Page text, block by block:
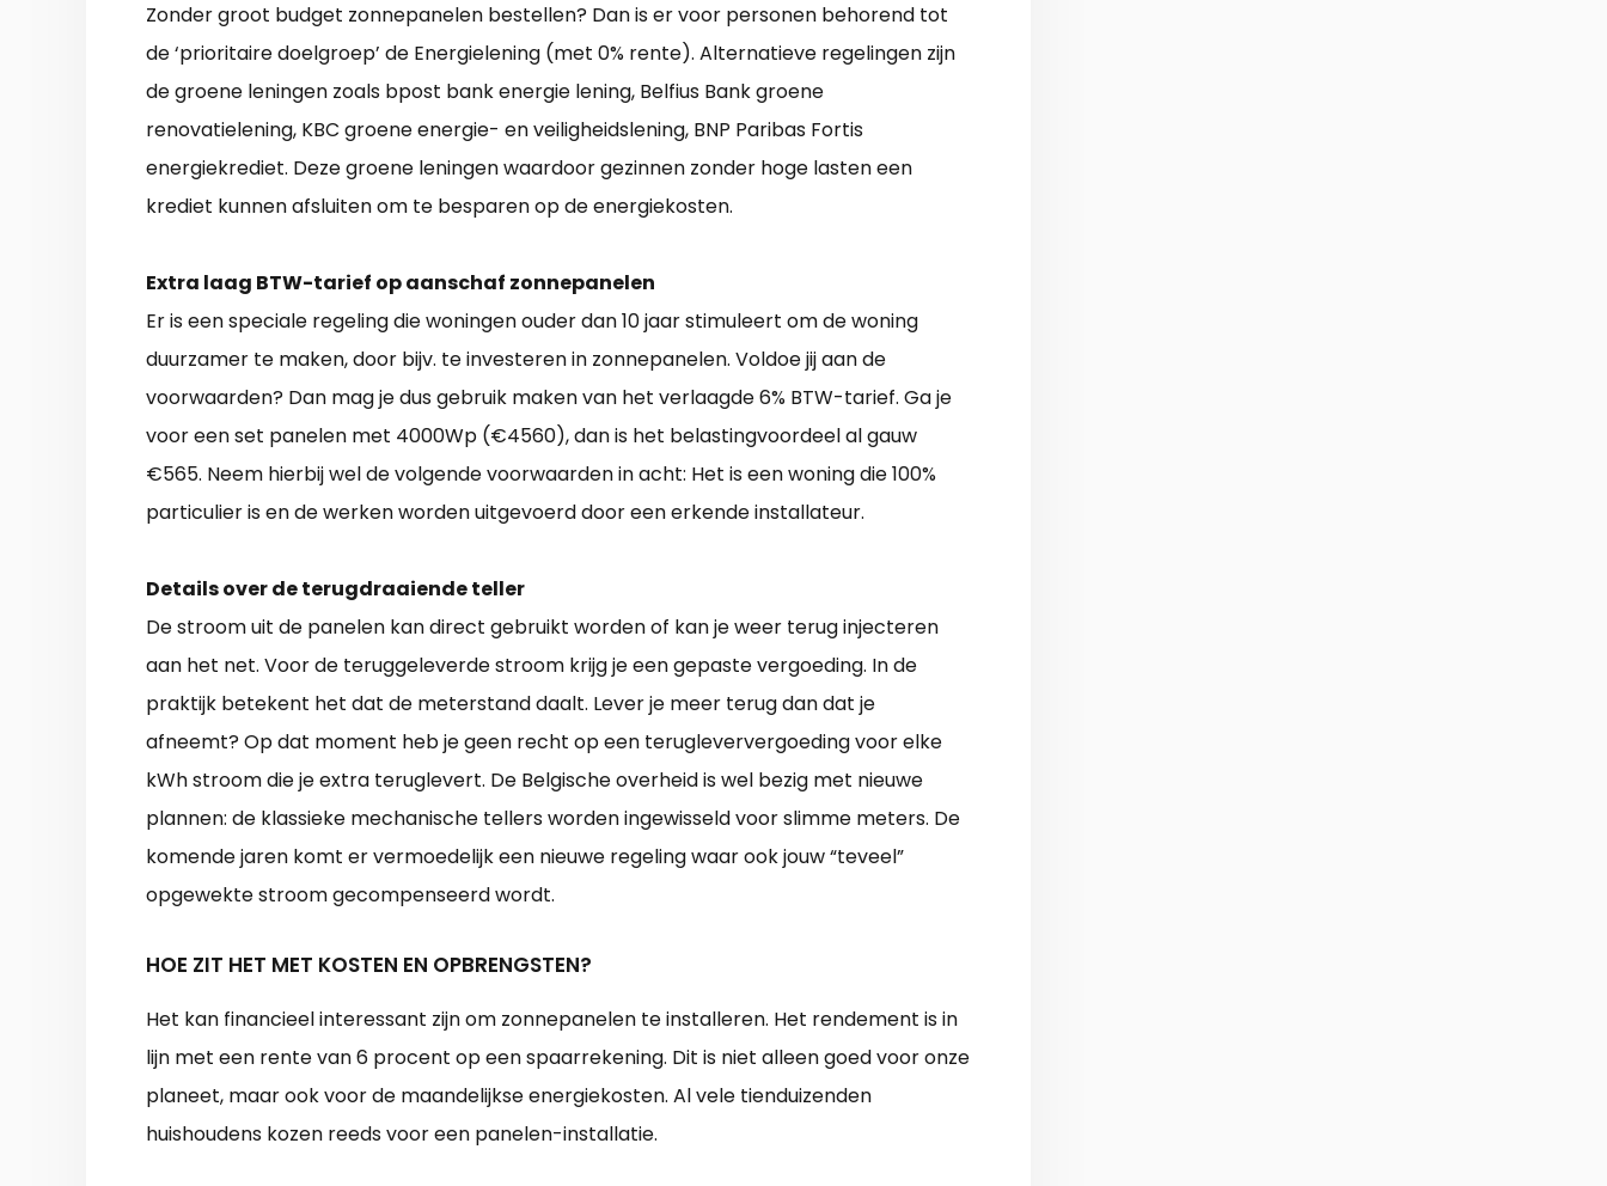
Zonder groot budget zonnepanelen bestellen? Dan is er voor personen behorend tot
de ‘prioritaire doelgroep’ de Energielening (met 0% rente). Alternatieve regelingen zijn
de groene leningen zoals bpost bank energie lening, Belfius Bank groene
renovatielening, KBC groene energie- en veiligheidslening, BNP Paribas Fortis
energiekrediet. Deze groene leningen waardoor gezinnen zonder hoge lasten een
krediet kunnen afsluiten om te besparen op de energiekosten.
Extra laag BTW-tarief op aanschaf zonnepanelen
Er is een speciale regeling die woningen ouder dan 10 jaar stimuleert om de woning
duurzamer te maken, door bijv. te investeren in zonnepanelen. Voldoe jij aan de
voorwaarden? Dan mag je dus gebruik maken van het verlaagde 6% BTW-tarief. Ga je
voor een set panelen met 4000Wp (€4560), dan is het belastingvoordeel al gauw
€565. Neem hierbij wel de volgende voorwaarden in acht: Het is een woning die 100%
particulier is en de werken worden uitgevoerd door een erkende installateur.
Details over de terugdraaiende teller
De stroom uit de panelen kan direct gebruikt worden of kan je weer terug injecteren
aan het net. Voor de teruggeleverde stroom krijg je een gepaste vergoeding. In de
praktijk betekent het dat de meterstand daalt. Lever je meer terug dan dat je
afneemt? Op dat moment heb je geen recht op een terugleververgoeding voor elke
kWh stroom die je extra teruglevert. De Belgische overheid is wel bezig met nieuwe
plannen: de klassieke mechanische tellers worden ingewisseld voor slimme meters. De
komende jaren komt er vermoedelijk een nieuwe regeling waar ook jouw “teveel”
opgewekte stroom gecompenseerd wordt.
HOE ZIT HET MET KOSTEN EN OPBRENGSTEN?
Het kan financieel interessant zijn om zonnepanelen te installeren. Het rendement is in
lijn met een rente van 6 procent op een spaarrekening. Dit is niet alleen goed voor onze
planeet, maar ook voor de maandelijkse energiekosten. Al vele tienduizenden
huishoudens kozen reeds voor een panelen-installatie.